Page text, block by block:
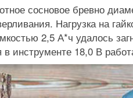
сосновое бревно
Нагрузка на
2,5 А*ч удалось
инструменте 18,0 В